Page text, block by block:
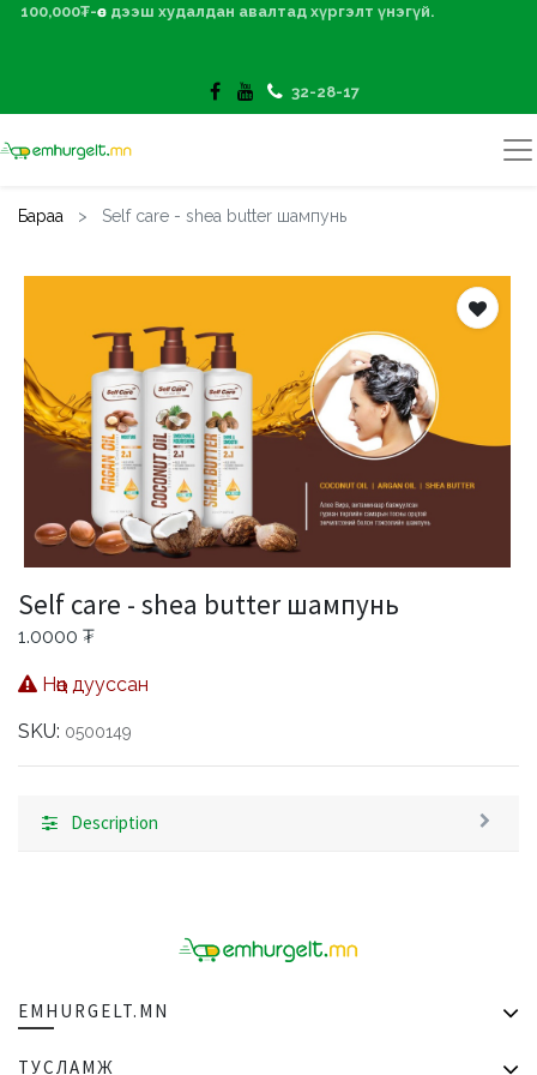
100,000₮-өөс дээш худалдан авалтад хүргэлт үнэгүй.
32-28-17
Бараа Self care - shea butter шампунь
Self care - shea butter шампунь
1.0000 ₮
Нөөц дууссан
SKU: 0500149
Description
EMHURGELT.MN
ТУСЛАМЖ